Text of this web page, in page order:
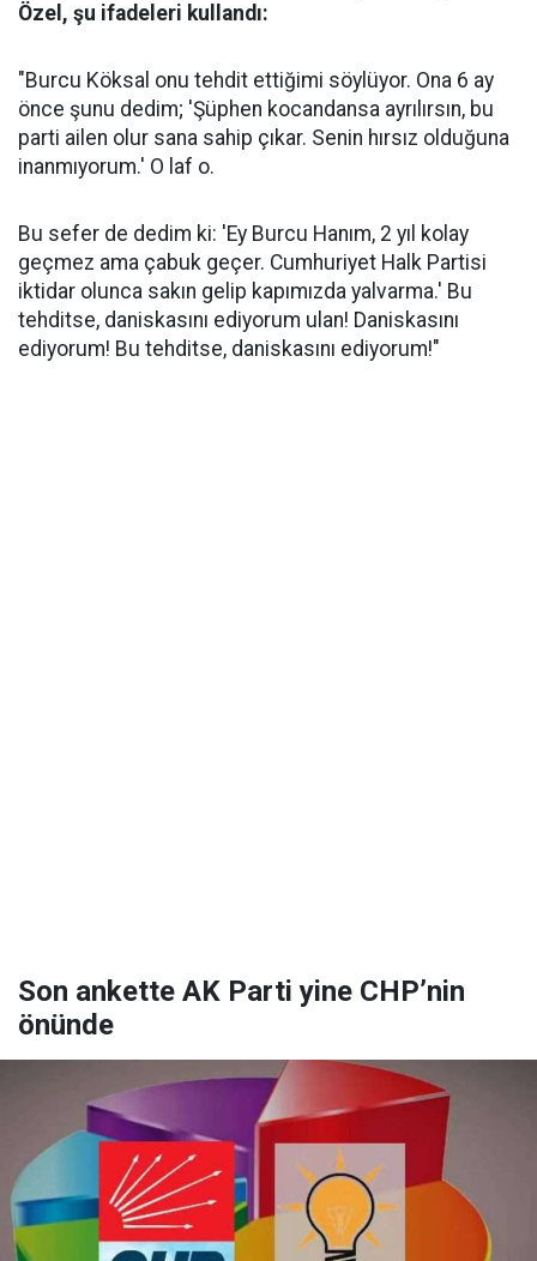
Özel, şu ifadeleri kullandı:
"Burcu Köksal onu tehdit ettiğimi söylüyor. Ona 6 ay
önce şunu dedim; 'Şüphen kocandansa ayrılırsın, bu
parti ailen olur sana sahip çıkar. Senin hırsız olduğuna
inanmıyorum.' O laf o.
Bu sefer de dedim ki: 'Ey Burcu Hanım, 2 yıl kolay
geçmez ama çabuk geçer. Cumhuriyet Halk Partisi
iktidar olunca sakın gelip kapımızda yalvarma.' Bu
tehditse, daniskasını ediyorum ulan! Daniskasını
ediyorum! Bu tehditse, daniskasını ediyorum!"
Son ankette AK Parti yine CHP’nin
önünde